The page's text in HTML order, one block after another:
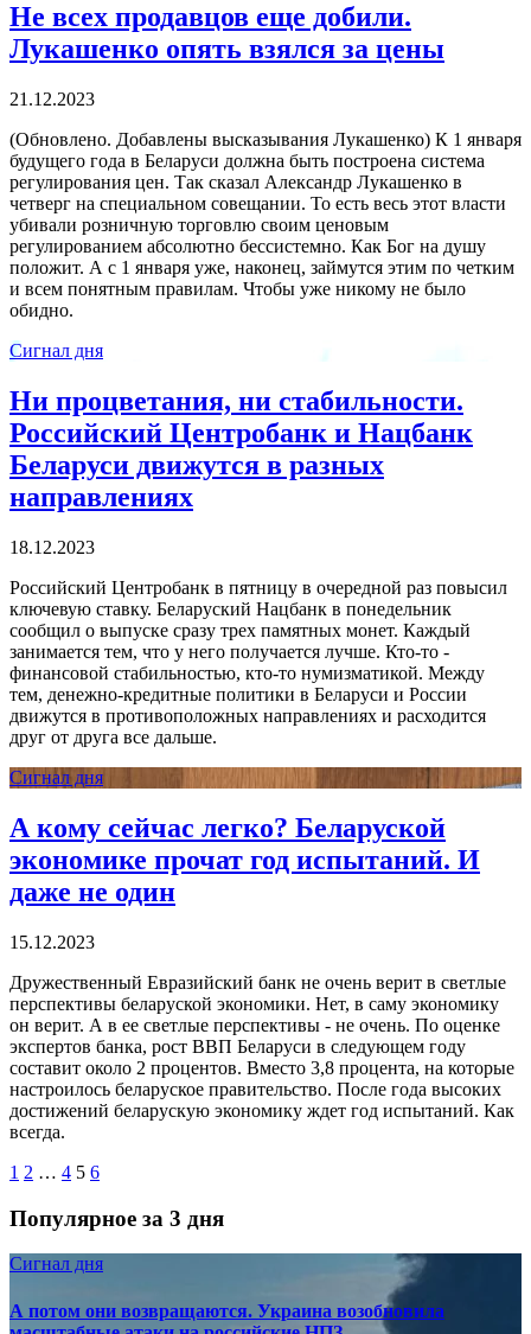
Не всех продавцов еще добили.
Лукашенко опять взялся за цены
21.12.2023
(Обновлено. Добавлены высказывания Лукашенко) К 1 января
будущего года в Беларуси должна быть построена система
регулирования цен. Так сказал Александр Лукашенко в
четверг на специальном совещании. То есть весь этот власти
убивали розничную торговлю своим ценовым
регулированием абсолютно бессистемно. Как Бог на душу
положит. А с 1 января уже, наконец, займутся этим по четким
и всем понятным правилам. Чтобы уже никому не было
обидно.
Сигнал дня
Ни процветания, ни стабильности.
Российский Центробанк и Нацбанк
Беларуси движутся в разных
направлениях
18.12.2023
Российский Центробанк в пятницу в очередной раз повысил
ключевую ставку. Беларуский Нацбанк в понедельник
сообщил о выпуске сразу трех памятных монет. Каждый
занимается тем, что у него получается лучше. Кто-то -
финансовой стабильностью, кто-то нумизматикой. Между
тем, денежно-кредитные политики в Беларуси и России
движутся в противоположных направлениях и расходится
друг от друга все дальше.
Сигнал дня
А кому сейчас легко? Беларуской
экономике прочат год испытаний. И
даже не один
15.12.2023
Дружественный Евразийский банк не очень верит в светлые
перспективы беларуской экономики. Нет, в саму экономику
он верит. А в ее светлые перспективы - не очень. По оценке
экспертов банка, рост ВВП Беларуси в следующем году
составит около 2 процентов. Вместо 3,8 процента, на которые
настроилось беларуское правительство. После года высоких
достижений беларускую экономику ждет год испытаний. Как
всегда.
1 2 … 4 5 6
Популярное за 3 дня
Сигнал дня
А потом они возвращаются. Украина возобновила